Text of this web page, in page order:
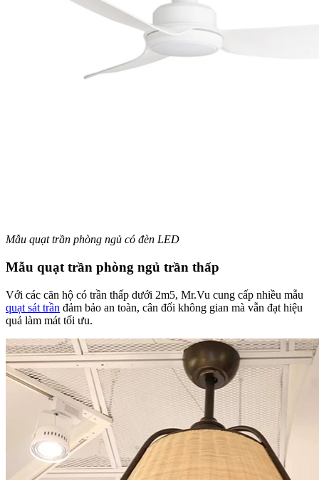
Mẫu quạt trần phòng ngủ có đèn LED
Mẫu quạt trần phòng ngủ trần thấp
Với các căn hộ có trần thấp dưới 2m5, Mr.Vu cung cấp nhiều mẫu
quạt sát trần đảm bảo an toàn, cân đối không gian mà vẫn đạt hiệu
quả làm mát tối ưu.